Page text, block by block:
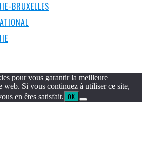
BRUXELLES
pour vous garantir la meilleure
web. Si vous continuez à utiliser ce site,
en êtes satisfait. OK